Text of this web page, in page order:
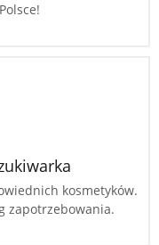
kosmetyków.
zapotrzebowania.